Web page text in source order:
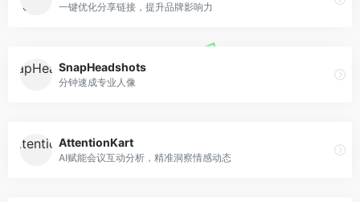
一键优化分享链接，提升品牌影响力
SnapHeadshots
分钟速成专业人像
AttentionKart
AI赋能会议互动分析，精准洞察情感动态